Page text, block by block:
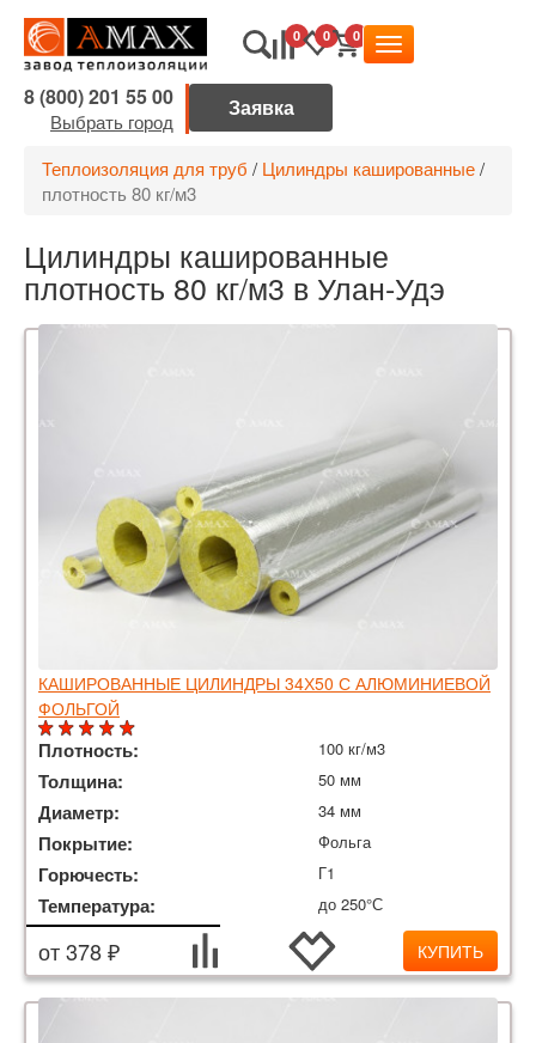
0 0 0
8 (800) 201 55 00
Выбрать город
Теплоизоляция для труб / Цилиндры кашированные/
плотность 80 кг/м3
Цилиндры кашированные
плотность 80 кг/м3 в Улан-Удэ
КАШИРОВАННЫЕ ЦИЛИНДРЫ 34Х50 С АЛЮМИНИЕВОЙ
ФОЛЬГОЙ
Плотность: 100 кг/м3
Толщина: 50 мм
Диаметр: 34 мм
Покрытие: Фольга
Горючесть: Г1
Температура: до 250°С
от 378 ₽ КУПИТЬ